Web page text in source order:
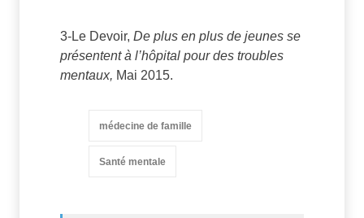
3-Le Devoir, De plus en plus de jeunes se
présentent à l’hôpital pour des troubles
mentaux, Mai 2015.
médecine de famille
Santé mentale